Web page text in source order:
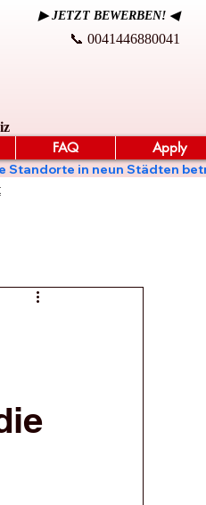
▶ JETZT BEWERBEN! ◀
📞 0041446880041
FAQ Apply
in neun Städten